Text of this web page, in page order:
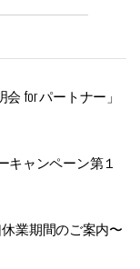
会 for パートナー」
ーキャンペーン第１
業期間のご案内〜